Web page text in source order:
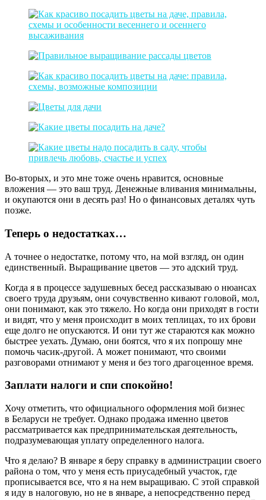
Во-вторых, и это мне тоже очень нравится, основные
вложения — это ваш труд. Денежные вливания минимальны,
и окупаются они в десять раз! Но о финансовых деталях чуть
позже.
Теперь о недостатках…
А точнее о недостатке, потому что, на мой взгляд, он один
единственный. Выращивание цветов — это адский труд.
Когда я в процессе задушевных бесед рассказываю о нюансах
своего труда друзьям, они сочувственно кивают головой, мол,
они понимают, как это тяжело. Но когда они приходят в гости
и видят, что у меня происходит в моих теплицах, то их брови
еще долго не опускаются. И они тут же стараются как можно
быстрее уехать. Думаю, они боятся, что я их попрошу мне
помочь часик-другой. А может понимают, что своими
разговорами отнимают у меня и без того драгоценное время.
Заплати налоги и спи спокойно!
Хочу отметить, что официального оформления мой бизнес
в Беларуси не требует. Однако продажа именно цветов
рассматривается как предпринимательская деятельность,
подразумевающая уплату определенного налога.
Что я делаю? В январе я беру справку в администрации своего
района о том, что у меня есть приусадебный участок, где
прописывается все, что я на нем выращиваю. С этой справкой
я иду в налоговую, но не в январе, а непосредственно перед